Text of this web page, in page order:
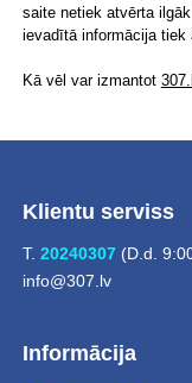
saite netiek atvērta
ievadītā informācija tiek
Kā vēl var izmantot
Klientu serviss
T. 20240307(D.d.
info@307.lv
Informācija